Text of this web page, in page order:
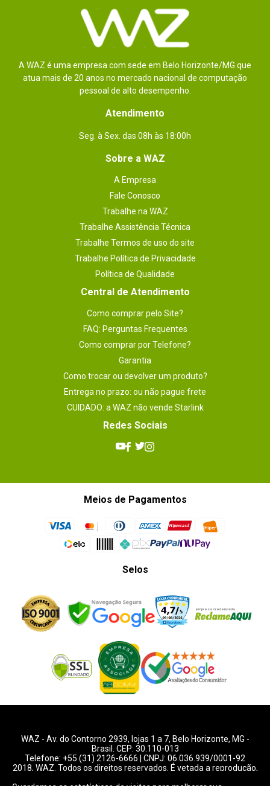
A WAZ é uma empresa com sede em Belo Horizonte/MG que
atua mais de 20 anos no mercado nacional de computação
pessoal de alto desempenho.
Atendimento
Seg. à Sex. das 08h às 18:00h
Sobre a WAZ
A Empresa
Fale Conosco
Trabalhe na WAZ
Trabalhe Assistência Técnica
Trabalhe Termos de uso do site
Trabalhe Política de Privacidade
Política de Qualidade
Central de Atendimento
Como comprar pelo Site?
FAQ: Perguntas Frequentes
Como comprar por Telefone?
Garantia
Como trocar ou devolver um produto?
Entrega no prazo: ou não pague frete
CUIDADO: a WAZ não vende Starlink
Redes Sociais
Meios de Pagamentos
Selos
WAZ - Av. do Contorno 2939, lojas 1 a 7, Belo Horizonte, MG -
Brasil. CEP: 30.110-013
Telefone: +55 (31) 2126-6666 | CNPJ: 06.036.939/0001-92
2018, WAZ. Todos os direitos reservados. É vetada a reprodução,